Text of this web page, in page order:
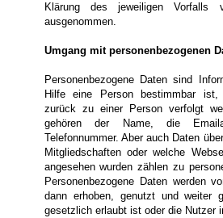
Klärung des jeweiligen Vorfalls
ausgenommen.
Umgang mit personenbezogenen
Personenbezogene Daten sind
Hilfe eine Person bestimmbar
zurück zu einer Person verfolgt
gehören der Name, die
Telefonnummer. Aber auch Daten
Mitgliedschaften oder welche
angesehen wurden zählen zu
Personenbezogene Daten werden
dann erhoben, genutzt und weiter
gesetzlich erlaubt ist oder die Nutzer